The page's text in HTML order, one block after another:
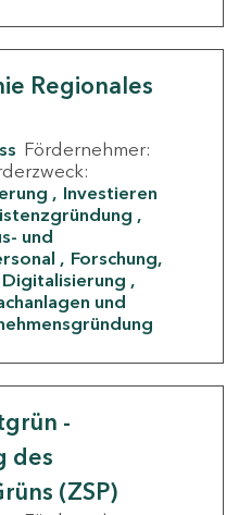
Regionales
Fördernehmer:
Investieren
und
Forschung,
und
-
des
(ZSP)